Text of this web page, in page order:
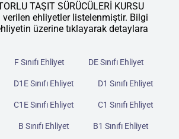
TAŞIT SÜRÜCÜLERİ KURSU
verilen ehliyetler listelenmiştir. Bilgi
üzerine tıklayarak detaylara
F Sınıfı Ehliyet DE Sınıfı Ehliyet
D1E Sınıfı Ehliyet D1 Sınıfı Ehliyet
C1E Sınıfı Ehliyet C1 Sınıfı Ehliyet
B Sınıfı Ehliyet B1 Sınıfı Ehliyet